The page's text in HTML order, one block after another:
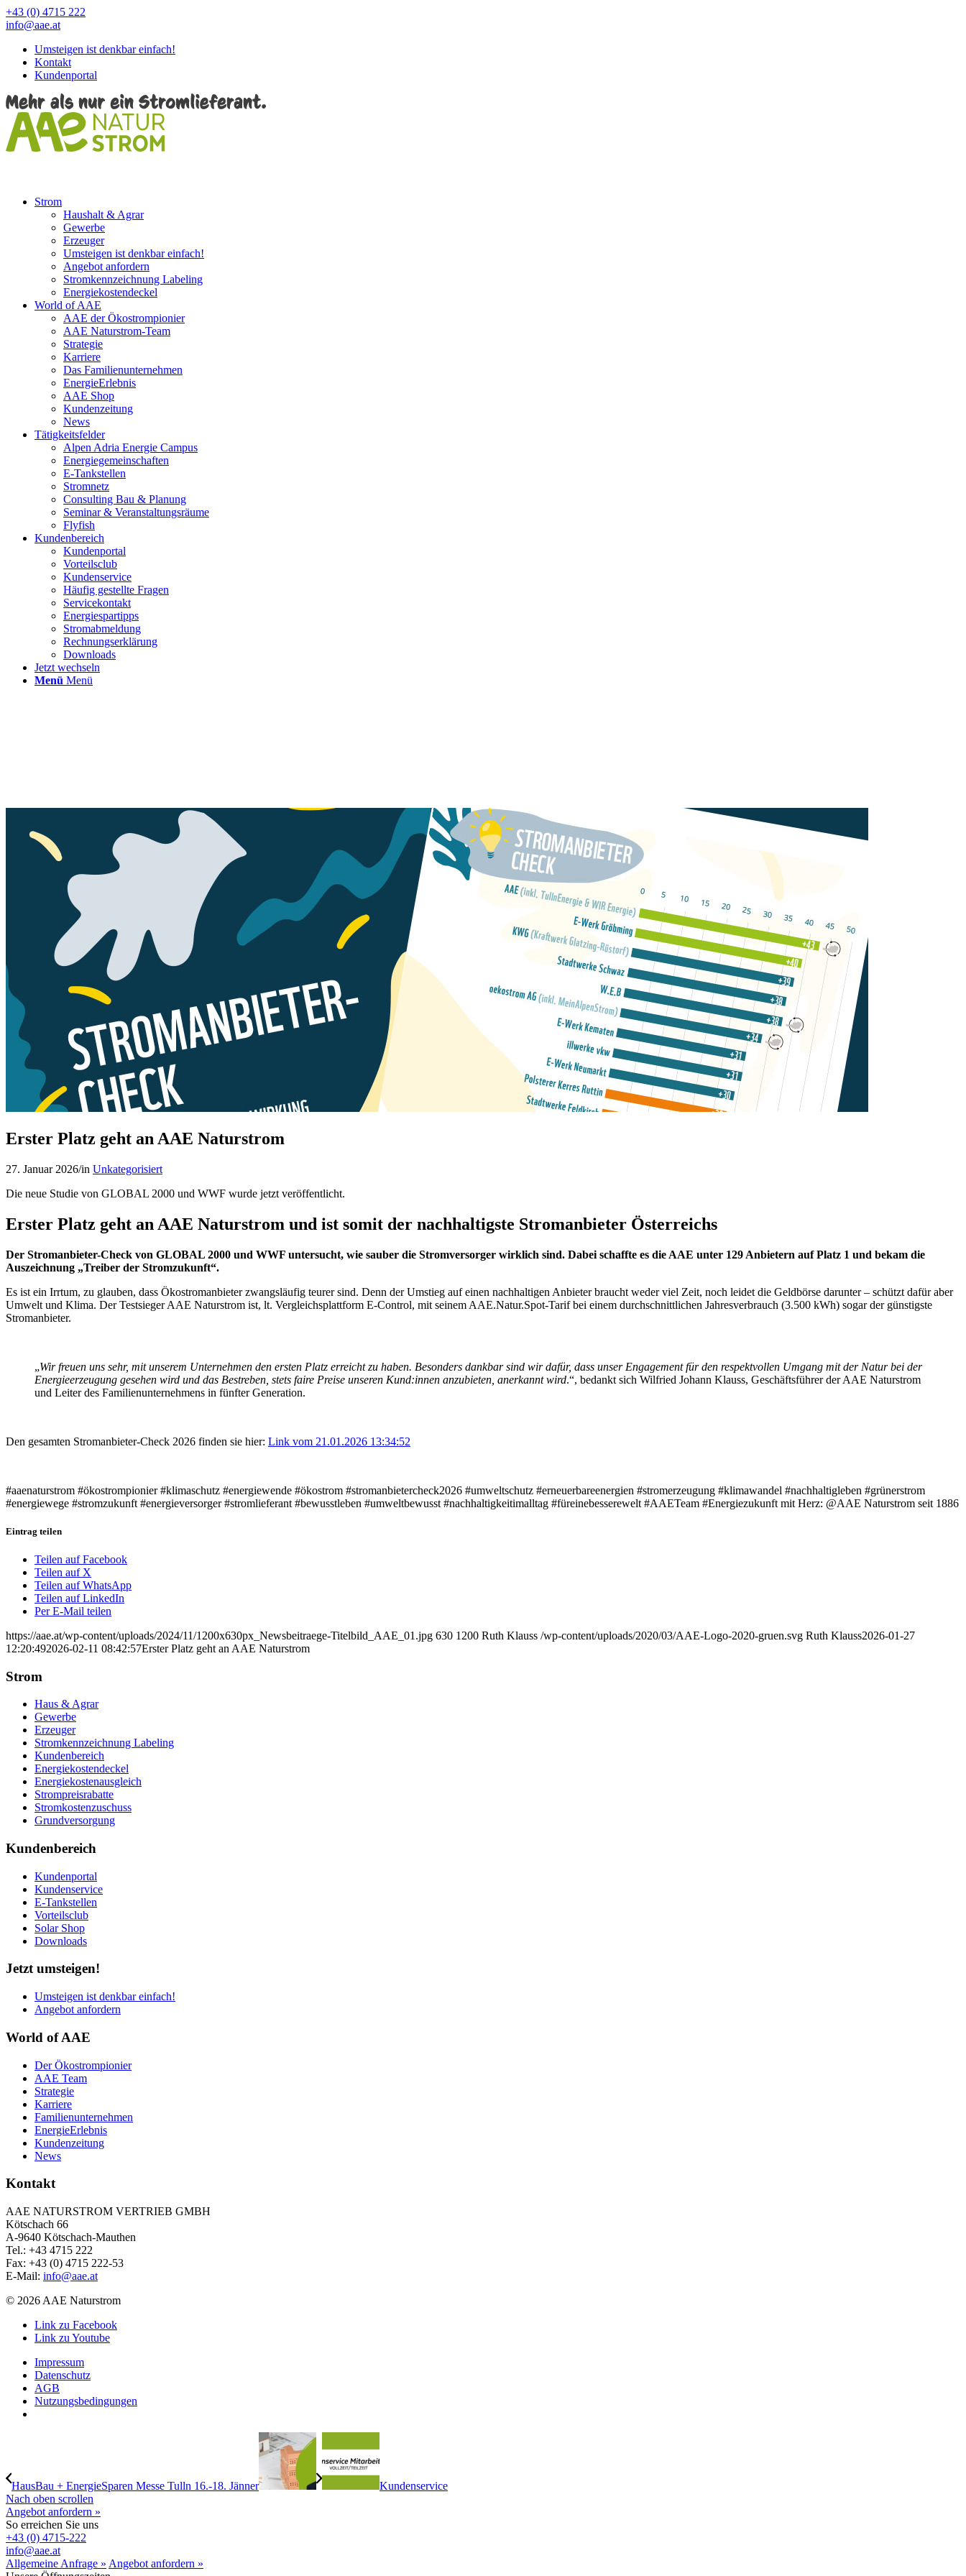
+43 (0) 4715 222
info@aae.at
Umsteigen ist denkbar einfach!
Kontakt
Kundenportal
Strom
Haushalt & Agrar
Gewerbe
Erzeuger
Umsteigen ist denkbar einfach!
Angebot anfordern
Stromkennzeichnung Labeling
Energiekostendeckel
World of AAE
AAE der Ökostrompionier
AAE Naturstrom-Team
Strategie
Karriere
Das Familienunternehmen
EnergieErlebnis
AAE Shop
Kundenzeitung
News
Tätigkeitsfelder
Alpen Adria Energie Campus
Energiegemeinschaften
E-Tankstellen
Stromnetz
Consulting Bau & Planung
Seminar & Veranstaltungsräume
Flyfish
Kundenbereich
Kundenportal
Vorteilsclub
Kundenservice
Häufig gestellte Fragen
Servicekontakt
Energiespartipps
Stromabmeldung
Rechnungserklärung
Downloads
Jetzt wechseln
Menü Menü
Erster Platz geht an AAE Naturstrom
27. Januar 2026/in Unkategorisiert
Die neue Studie von GLOBAL 2000 und WWF wurde jetzt veröffentlicht.
Erster Platz geht an AAE Naturstrom und ist somit der nachhaltigste Stromanbieter Österreichs
Der Stromanbieter-Check von GLOBAL 2000 und WWF untersucht, wie sauber die Stromversorger wirklich sind. Dabei schaffte es die AAE unter 129 Anbietern auf Platz 1 und bekam die
Auszeichnung „Treiber der Stromzukunft“.
Es ist ein Irrtum, zu glauben, dass Ökostromanbieter zwangsläufig teurer sind. Denn der Umstieg auf einen nachhaltigen Anbieter braucht weder viel Zeit, noch leidet die Geldbörse darunter – schützt dafür aber
Umwelt und Klima. Der Testsieger AAE Naturstrom ist, lt. Vergleichsplattform E-Control, mit seinem AAE.Natur.Spot-Tarif bei einem durchschnittlichen Jahresverbrauch (3.500 kWh) sogar der günstigste
Stromanbieter.
„Wir freuen uns sehr, mit unserem Unternehmen den ersten Platz erreicht zu haben. Besonders dankbar sind wir dafür, dass unser Engagement für den respektvollen Umgang mit der Natur bei der
Energieerzeugung gesehen wird und das Bestreben, stets faire Preise unseren Kund:innen anzubieten, anerkannt wird.“, bedankt sich Wilfried Johann Klauss, Geschäftsführer der AAE Naturstrom
und Leiter des Familienunternehmens in fünfter Generation.
Den gesamten Stromanbieter-Check 2026 finden sie hier: Link vom 21.01.2026 13:34:52
#aaenaturstrom #ökostrompionier #klimaschutz #energiewende #ökostrom #stromanbietercheck2026 #umweltschutz #erneuerbareenergien #stromerzeugung #klimawandel #nachhaltigleben #grünerstrom
#energiewege #stromzukunft #energieversorger #stromlieferant #bewusstleben #umweltbewusst #nachhaltigkeitimalltag #füreinebesserewelt #AAETeam #Energiezukunft mit Herz: @AAE Naturstrom seit 1886
Eintrag teilen
Teilen auf Facebook
Teilen auf X
Teilen auf WhatsApp
Teilen auf LinkedIn
Per E-Mail teilen
https://aae.at/wp-content/uploads/2024/11/1200x630px_Newsbeitraege-Titelbild_AAE_01.jpg 630 1200 Ruth Klauss /wp-content/uploads/2020/03/AAE-Logo-2020-gruen.svg Ruth Klauss2026-01-27
12:20:492026-02-11 08:42:57Erster Platz geht an AAE Naturstrom
Strom
Haus & Agrar
Gewerbe
Erzeuger
Stromkennzeichnung Labeling
Kundenbereich
Energiekostendeckel
Energiekostenausgleich
Strompreisrabatte
Stromkostenzuschuss
Grundversorgung
Kundenbereich
Kundenportal
Kundenservice
E-Tankstellen
Vorteilsclub
Solar Shop
Downloads
Jetzt umsteigen!
Umsteigen ist denkbar einfach!
Angebot anfordern
World of AAE
Der Ökostrompionier
AAE Team
Strategie
Karriere
Familienunternehmen
EnergieErlebnis
Kundenzeitung
News
Kontakt
AAE NATURSTROM VERTRIEB GMBH
Kötschach 66
A-9640 Kötschach-Mauthen
Tel.: +43 4715 222
Fax: +43 (0) 4715 222-53
E-Mail: info@aae.at
© 2026 AAE Naturstrom
Link zu Facebook
Link zu Youtube
Impressum
Datenschutz
AGB
Nutzungsbedingungen
HausBau + EnergieSparen Messe Tulln 16.-18. Jänner
Kundenservice
Nach oben scrollen
Angebot anfordern »
So erreichen Sie uns
+43 (0) 4715-222
info@aae.at
Allgemeine Anfrage » Angebot anfordern »